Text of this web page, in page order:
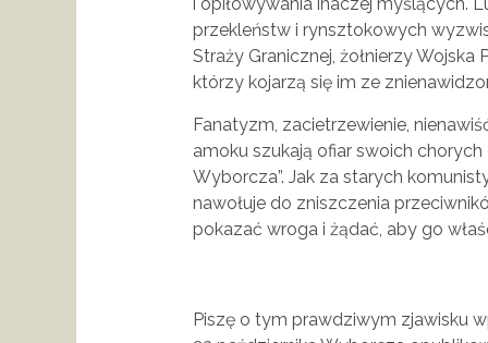
przekleństw i rynsztokowych
Straży Granicznej, żołnierzy
którzy kojarzą się im ze
Fanatyzm, zacietrzewienie,
amoku szukają ofiar swoich
Wyborcza”. Jak za starych
nawołuje do zniszczenia
pokazać wroga i żądać, aby go
Piszę o tym prawdziwym zjawisku